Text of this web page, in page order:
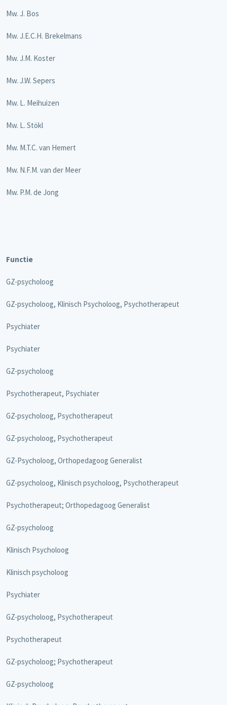
Mw. J. Bos
Mw. J.E.C.H. Brekelmans
Mw. J.M. Koster
Mw. J.W. Sepers
Mw. L. Meihuizen
Mw. L. Stökl
Mw. M.T.C. van Hemert
Mw. N.F.M. van der Meer
Mw. P.M. de Jong
Functie
GZ-psycholoog
GZ-psycholoog, Klinisch Psycholoog, Psychotherapeut
Psychiater
Psychiater
GZ-psycholoog
Psychotherapeut, Psychiater
GZ-psycholoog, Psychotherapeut
GZ-psycholoog, Psychotherapeut
GZ-Psycholoog, Orthopedagoog Generalist
GZ-psycholoog, Klinisch psycholoog, Psychotherapeut
Psychotherapeut; Orthopedagoog Generalist
GZ-psycholoog
Klinisch Psycholoog
Klinisch psycholoog
Psychiater
GZ-psycholoog, Psychotherapeut
Psychotherapeut
GZ-psycholoog; Psychotherapeut
GZ-psycholoog